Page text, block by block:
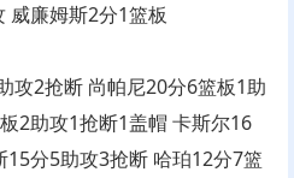
威廉姆斯2分1篮板
攻2抢断 尚帕尼20分6篮板1助
2助攻1抢断1盖帽 卡斯尔16
分5助攻3抢断 哈珀12分7篮